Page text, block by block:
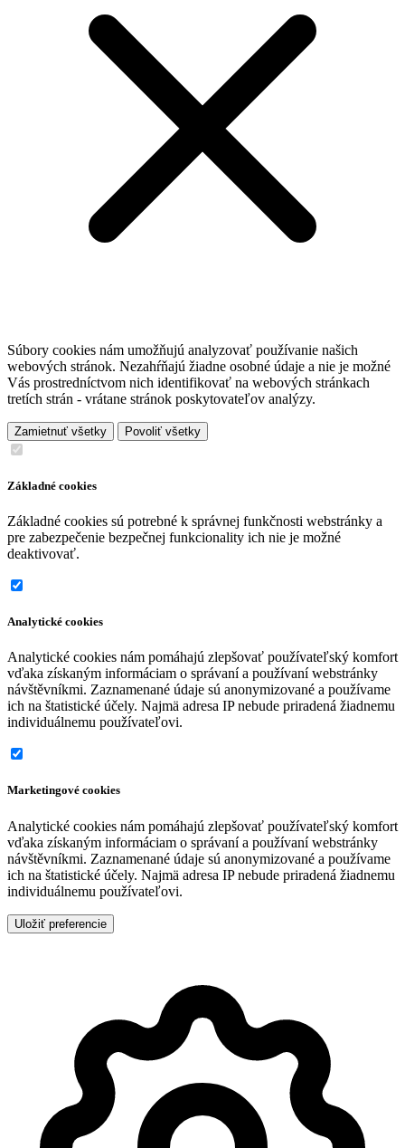
Súbory cookies nám umožňujú analyzovať používanie našich
webových stránok. Nezahŕňajú žiadne osobné údaje a nie je možné
Vás prostredníctvom nich identifikovať na webových stránkach
tretích strán - vrátane stránok poskytovateľov analýzy.
Zamietnuť všetky Povoliť všetky
Základné cookies
Základné cookies sú potrebné k správnej funkčnosti webstránky a
pre zabezpečenie bezpečnej funkcionality ich nie je možné
deaktivovať.
Analytické cookies
Analytické cookies nám pomáhajú zlepšovať používateľský komfort
vďaka získaným informáciam o správaní a používaní webstránky
návštěvníkmi. Zaznamenané údaje sú anonymizované a používame
ich na štatistické účely. Najmä adresa IP nebude priradená žiadnemu
individuálnemu používateľovi.
Marketingové cookies
Analytické cookies nám pomáhajú zlepšovať používateľský komfort
vďaka získaným informáciam o správaní a používaní webstránky
návštěvníkmi. Zaznamenané údaje sú anonymizované a používame
ich na štatistické účely. Najmä adresa IP nebude priradená žiadnemu
individuálnemu používateľovi.
Uložiť preferencie